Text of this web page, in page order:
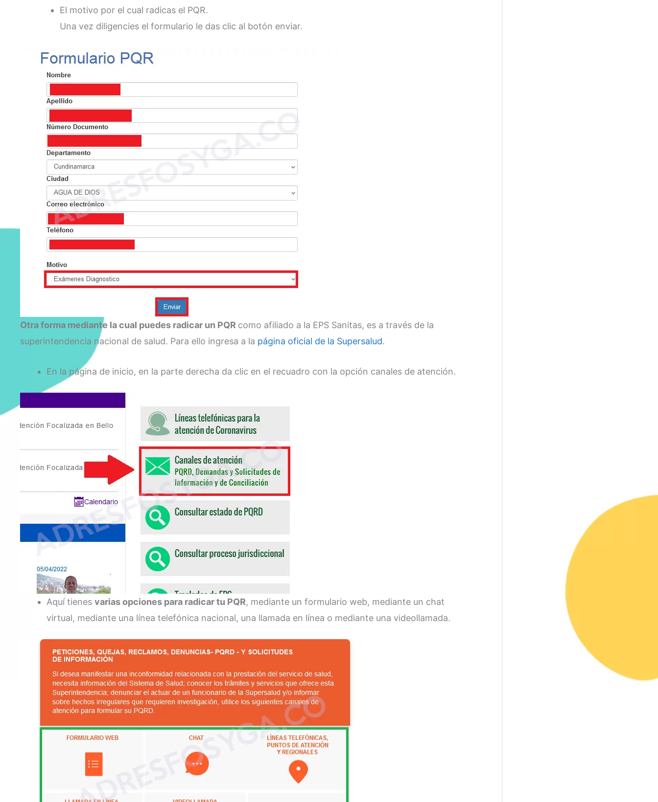
El motivo por el cual radicas el PQR.
Una vez diligencies el formulario le das clic al botón enviar.
Otra forma mediante la cual puedes radicar un PQR como afiliado a la EPS Sanitas, es a través de la
superintendencia nacional de salud. Para ello ingresa a la página oficial de la Supersalud.
En la página de inicio, en la parte derecha da clic en el recuadro con la opción canales de atención.
Aquí tienes varias opciones para radicar tu PQR, mediante un formulario web, mediante un chat
virtual, mediante una línea telefónica nacional, una llamada en línea o mediante una videollamada.